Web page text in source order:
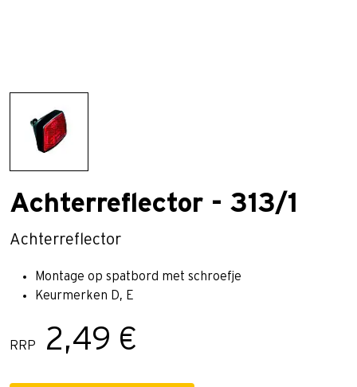
Achterreflector - 313/1
Achterreflector
Montage op spatbord met schroefje
Keurmerken D, E
RRP 2,49 €